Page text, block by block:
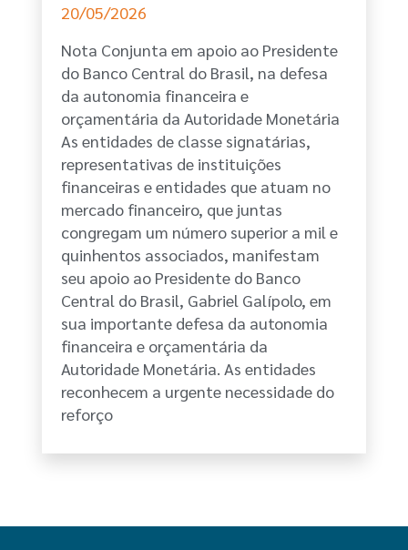
20/05/2026
Nota Conjunta em apoio ao Presidente
do Banco Central do Brasil, na defesa
da autonomia financeira e
orçamentária da Autoridade Monetária
As entidades de classe signatárias,
representativas de instituições
financeiras e entidades que atuam no
mercado financeiro, que juntas
congregam um número superior a mil e
quinhentos associados, manifestam
seu apoio ao Presidente do Banco
Central do Brasil, Gabriel Galípolo, em
sua importante defesa da autonomia
financeira e orçamentária da
Autoridade Monetária. As entidades
reconhecem a urgente necessidade do
reforço